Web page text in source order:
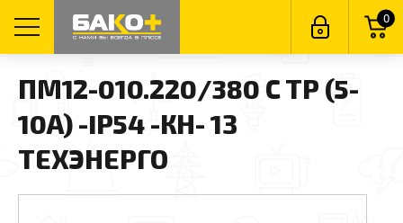
0
ПМ12-010.220/380 С ТР (5-
10А) -IP54 -КН- 1З
ТЕХЭНЕРГО